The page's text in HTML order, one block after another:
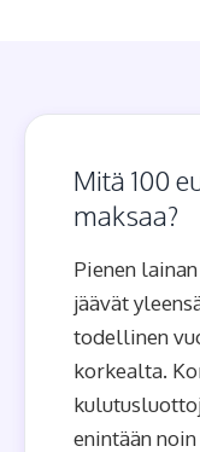
Mitä 100
maksaa?
Pienen
jäävät
todellinen
korkealta.
enintään